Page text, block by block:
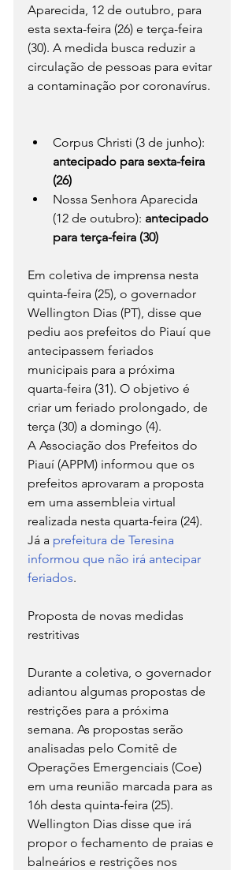
Aparecida, 12 de outubro, para
esta sexta-feira (26) e terça-feira
(30). A medida busca reduzir a
circulação de pessoas para evitar
a contaminação por coronavírus.
Corpus Christi (3 de junho):
antecipado para sexta-feira
(26)
Nossa Senhora Aparecida
(12 de outubro): antecipado
para terça-feira (30)
Em coletiva de imprensa nesta
quinta-feira (25), o governador
Wellington Dias (PT), disse que
pediu aos prefeitos do Piauí que
antecipassem feriados
municipais para a próxima
quarta-feira (31). O objetivo é
criar um feriado prolongado, de
terça (30) a domingo (4).
A Associação dos Prefeitos do
Piauí (APPM) informou que os
prefeitos aprovaram a proposta
em uma assembleia virtual
realizada nesta quarta-feira (24).
Já a prefeitura de Teresina
informou que não irá antecipar
feriados.
Proposta de novas medidas
restritivas
Durante a coletiva, o governador
adiantou algumas propostas de
restrições para a próxima
semana. As propostas serão
analisadas pelo Comitê de
Operações Emergenciais (Coe)
em uma reunião marcada para as
16h desta quinta-feira (25).
Wellington Dias disse que irá
propor o fechamento de praias e
balneários e restrições nos